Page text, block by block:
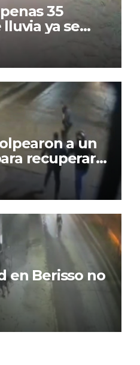
35
ya se
a un
recuperar
en Berisso
en Berisso no